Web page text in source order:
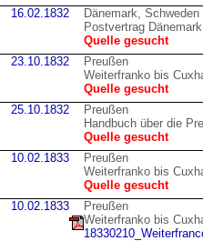
16.02.1832
Dänemark, Schweden
Postvertrag
Quelle gesucht
23.10.1832
Preußen
Weiterfranko bis
Quelle gesucht
25.10.1832
Preußen
Handbuch über die
Quelle gesucht
10.02.1833
Preußen
Weiterfranko bis
Quelle gesucht
10.02.1833
Preußen
Weiterfranko bis